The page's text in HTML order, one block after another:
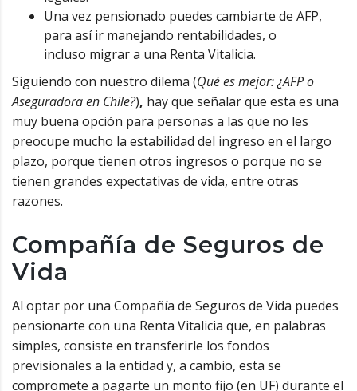
Una vez pensionado puedes cambiarte de AFP,
para así ir manejando rentabilidades, o
incluso migrar a una Renta Vitalicia.
Siguiendo con nuestro dilema (Qué es mejor: ¿AFP o
Aseguradora en Chile?), hay que señalar que esta es una
muy buena opción para personas a las que no les
preocupe mucho la estabilidad del ingreso en el largo
plazo, porque tienen otros ingresos o porque no se
tienen grandes expectativas de vida, entre otras
razones.
Compañía de Seguros de
Vida
Al optar por una Compañía de Seguros de Vida puedes
pensionarte con una Renta Vitalicia que, en palabras
simples, consiste en transferirle los fondos
previsionales a la entidad y, a cambio, esta se
compromete a pagarte un monto fijo (en UF) durante el